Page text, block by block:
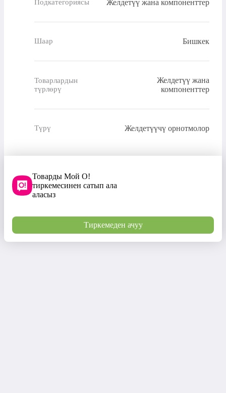
Подкатегориясы Желдетүү жана компоненттер
Шаар Бишкек
Товарлардын
түрлөрү
Желдетүү жана
компоненттер
Түрү Желдетүүчү орнотмолор
Товарды Мой О!
тиркемесинен сатып ала
аласыз
Тиркемеден ачуу